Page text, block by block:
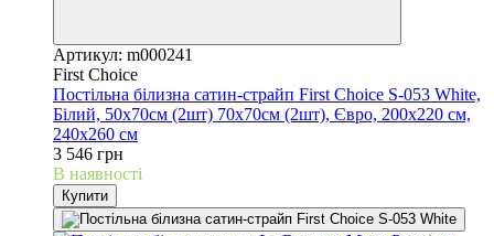
Артикул: m000241
First Choice
Постільна білизна сатин-страйп First Choice S-053 White,
Білий, 50х70см (2шт) 70х70см (2шт), Євро, 200х220 см,
240х260 см
3 546 грн
В наявності
Купити